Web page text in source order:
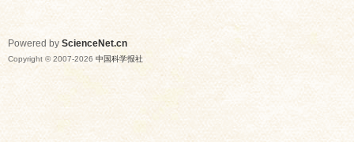
Powered by ScienceNet.cn
Copyright © 2007-2026 中国科学报社